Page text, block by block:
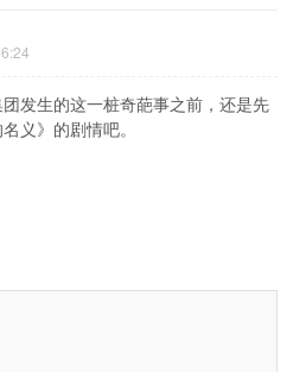
发生的这一桩奇葩事之前，还是先
义》的剧情吧。